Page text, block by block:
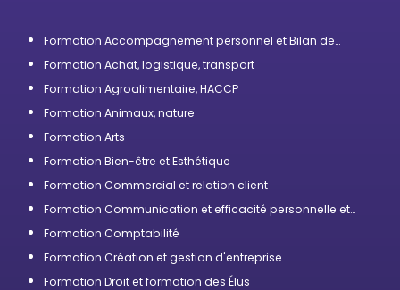
Formation Accompagnement personnel et Bilan de
Formation Achat, logistique, transport
Formation Agroalimentaire, HACCP
Formation Animaux, nature
Formation Arts
Formation Bien-être et Esthétique
Formation Commercial et relation client
Formation Communication et efficacité personnelle et
Formation Comptabilité
Formation Création et gestion d'entreprise
Formation Droit et formation des Élus